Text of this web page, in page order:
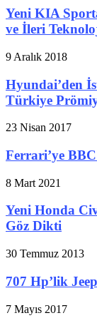
Yeni KIA
ve İleri
9 Aralık 2018
Hyundai’den
Türkiye
23 Nisan 2017
Ferrari’ye
8 Mart 2021
Yeni Honda
Göz Dikti
30 Temmuz 2013
707 Hp’lik
7 Mayıs 2017